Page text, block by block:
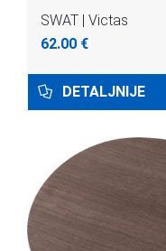
SWAT | Victas
62.00 €
DETALJNIJE